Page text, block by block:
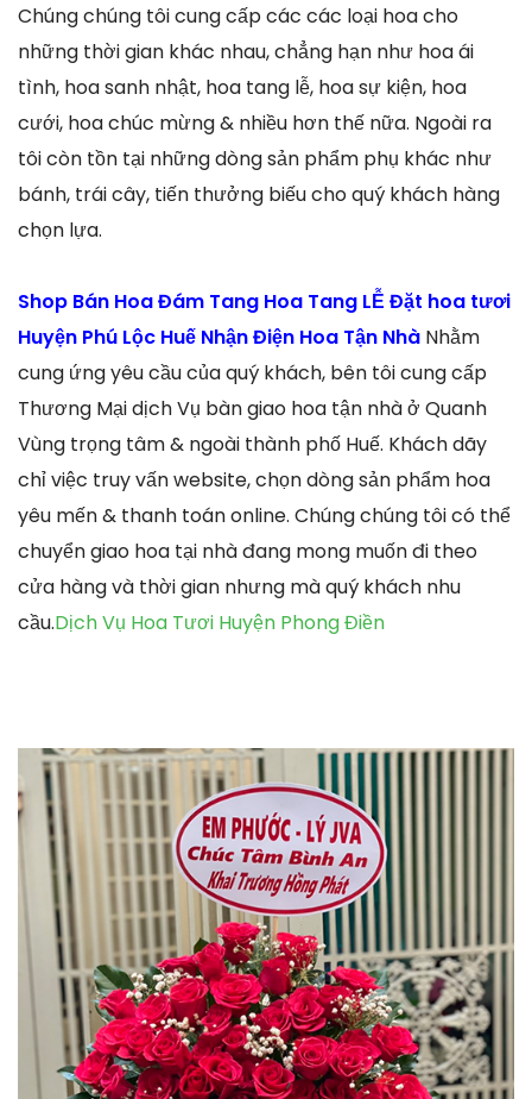
Chúng chúng tôi cung cấp các các loại hoa cho
những thời gian khác nhau, chẳng hạn như hoa ái
tình, hoa sanh nhật, hoa tang lễ, hoa sự kiện, hoa
cưới, hoa chúc mừng & nhiều hơn thế nữa. Ngoài ra
tôi còn tồn tại những dòng sản phẩm phụ khác như
bánh, trái cây, tiến thưởng biếu cho quý khách hàng
chọn lựa.
Shop Bán Hoa Đám Tang Hoa Tang LỄ Đặt hoa tươi
Huyện Phú Lộc Huế Nhận Điện Hoa Tận Nhà Nhằm
cung ứng yêu cầu của quý khách, bên tôi cung cấp
Thương Mại dịch Vụ bàn giao hoa tận nhà ở Quanh
Vùng trọng tâm & ngoài thành phố Huế. Khách dãy
chỉ việc truy vấn website, chọn dòng sản phẩm hoa
yêu mến & thanh toán online. Chúng chúng tôi có thể
chuyển giao hoa tại nhà đang mong muốn đi theo
cửa hàng và thời gian nhưng mà quý khách nhu
cầu.Dịch Vụ Hoa Tươi Huyện Phong Điền